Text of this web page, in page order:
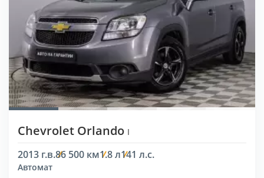
Chevrolet Orlando I
2013 г.в.86 500 км1.8 л141 л.с.
Автомат